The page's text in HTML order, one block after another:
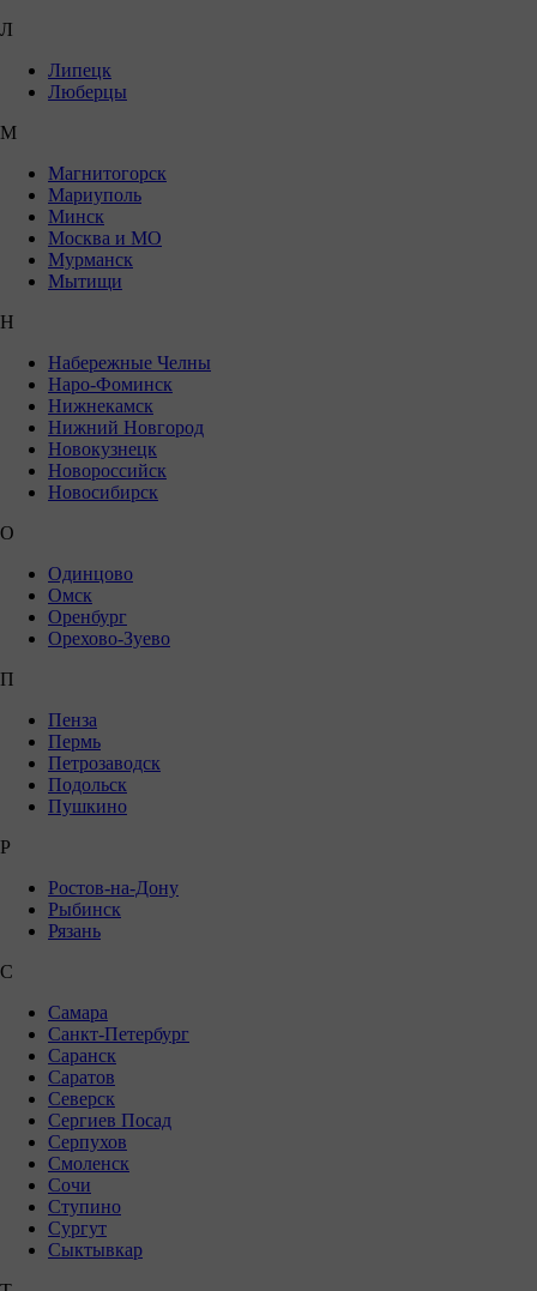
Л
Липецк
Люберцы
М
Магнитогорск
Мариуполь
Минск
Москва и МО
Мурманск
Мытищи
Н
Набережные Челны
Наро-Фоминск
Нижнекамск
Нижний Новгород
Новокузнецк
Новороссийск
Новосибирск
О
Одинцово
Омск
Оренбург
Орехово-Зуево
П
Пенза
Пермь
Петрозаводск
Подольск
Пушкино
Р
Ростов-на-Дону
Рыбинск
Рязань
С
Самара
Санкт-Петербург
Саранск
Саратов
Северск
Сергиев Посад
Серпухов
Смоленск
Сочи
Ступино
Сургут
Сыктывкар